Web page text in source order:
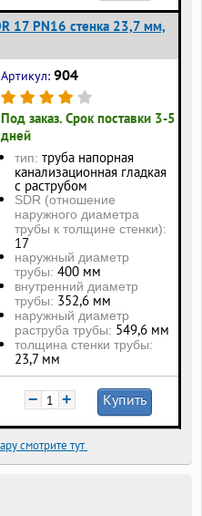
17 PN16 стенка 23,7 мм,
Артикул: 904
Под заказ. Срок поставки 3-5
дней
тип: труба напорная
канализационная гладкая
с раструбом
SDR (отношение
наружного диаметра
трубы к толщине стенки):
17
наружный диаметр
трубы: 400 мм
внутренний диаметр
трубы: 352,6 мм
наружный диаметр
раструба трубы: 549,6 мм
толщина стенки трубы:
23,7 мм
− + Купить
смотрите тут